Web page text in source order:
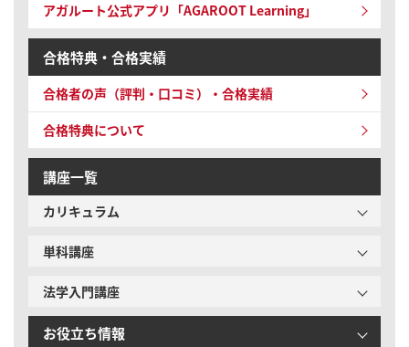
アガルート公式アプリ「AGAROOT Learning」
合格特典・合格実績
合格者の声（評判・口コミ）・合格実績
合格特典について
講座一覧
カリキュラム
単科講座
法学入門講座
お役立ち情報